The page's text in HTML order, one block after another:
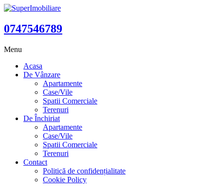
0747546789
Menu
Acasa
De Vânzare
Apartamente
Case/Vile
Spatii Comerciale
Terenuri
De Închiriat
Apartamente
Case/Vile
Spatii Comerciale
Terenuri
Contact
Politică de confidențialitate
Cookie Policy